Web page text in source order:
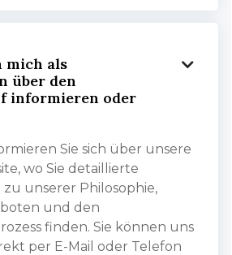
mich als
über den
informieren oder

Sie sich über unsere
wo Sie detaillierte
unserer Philosophie,
und den
finden. Sie können uns
per E-Mail oder Telefon